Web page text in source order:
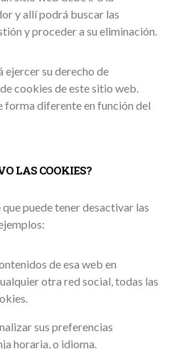
y allí podrá buscar las
y proceder a su eliminación.
ejercer su derecho de
cookies de este sitio web.
forma diferente en función del
LAS COOKIES?
puede tener desactivar las
de esa web en
otra red social, todas las
sus preferencias
horaria, o idioma.